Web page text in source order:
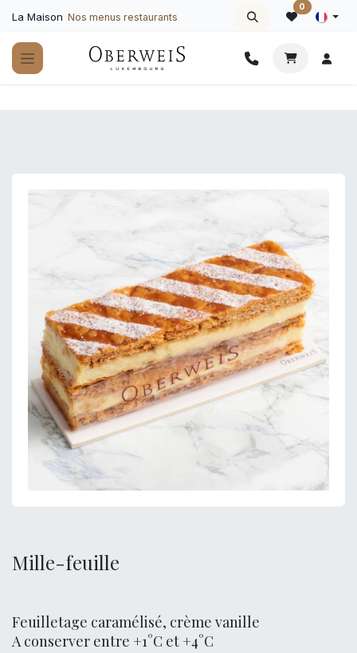
La Maison Nos menus restaurants
0
Mille-feuille
Feuilletage caramélisé, crème vanille
A conserver entre +1°C et +4°C